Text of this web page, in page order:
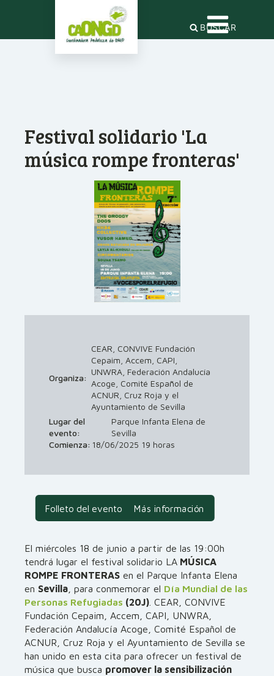
BUSCAR
Festival solidario 'La
música rompe fronteras'
Organiza:
CEAR, CONVIVE Fundación
Cepaim, Accem, CAPI,
UNWRA, Federación Andalucía
Acoge, Comité Español de
ACNUR, Cruz Roja y el
Ayuntamiento de Sevilla
Lugar del
evento:
Parque Infanta Elena de
Sevilla
Comienza: 18/06/2025 19 horas
Folleto del evento Más información
El miércoles 18 de junio a partir de las 19:00h
tendrá lugar el festival solidario LA MÚSICA
ROMPE FRONTERAS en el Parque Infanta Elena
en Sevilla , para conmemorar el Día Mundial de las
Personas Refugiadas (20J) . CEAR, CONVIVE
Fundación Cepaim, Accem, CAPI, UNWRA,
Federación Andalucía Acoge, Comité Español de
ACNUR, Cruz Roja y el Ayuntamiento de Sevilla se
han unido en esta cita para ofrecer un festival de
música que busca promover la sensibilización